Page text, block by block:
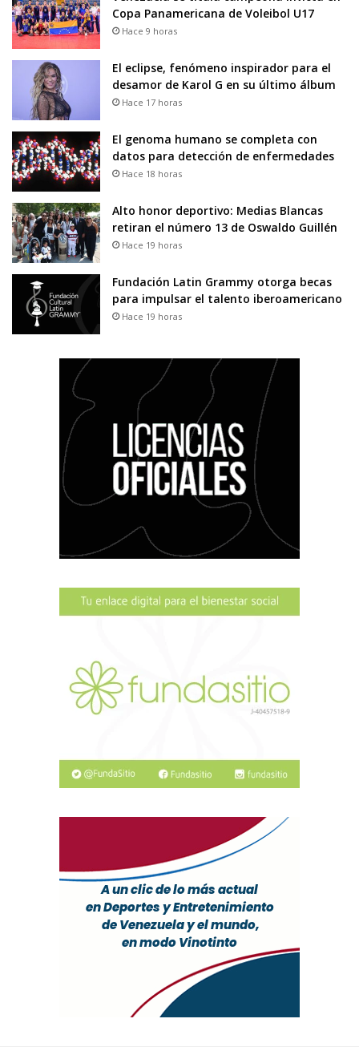
Copa Panamericana de Voleibol U17
Hace 9 horas
El eclipse, fenómeno inspirador para el
desamor de Karol G en su último álbum
Hace 17 horas
El genoma humano se completa con
datos para detección de enfermedades
Hace 18 horas
Alto honor deportivo: Medias Blancas
retiran el número 13 de Oswaldo Guillén
Hace 19 horas
Fundación Latin Grammy otorga becas
para impulsar el talento iberoamericano
Hace 19 horas